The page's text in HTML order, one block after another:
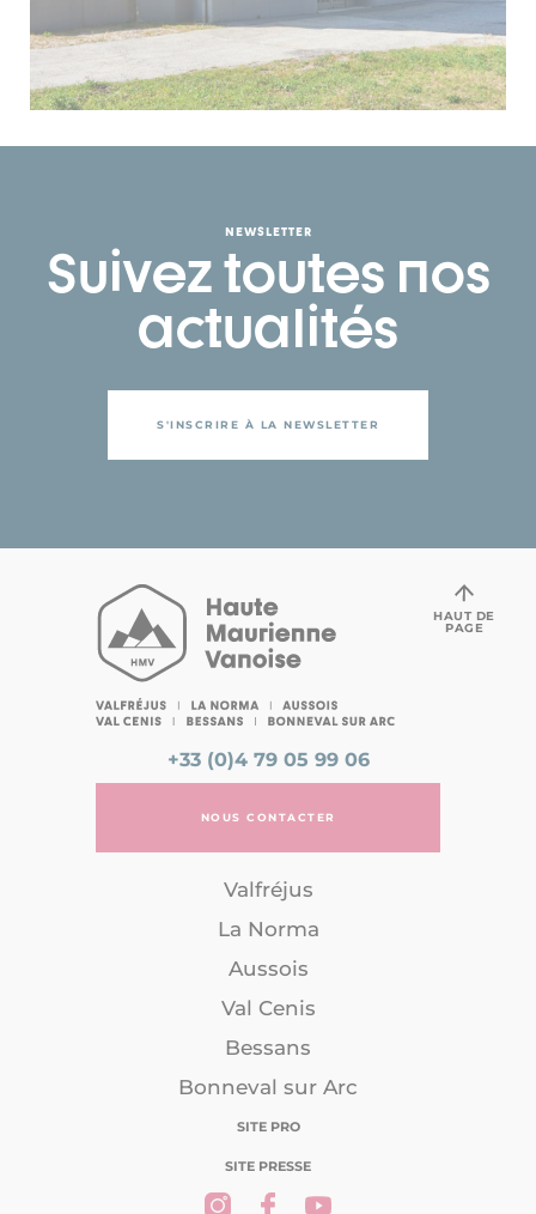
NEWSLETTER
Suivez toutes nos
actualités
S'INSCRIRE À LA NEWSLETTER
+33 (0)4 79 05 99 06
NOUS CONTACTER
Valfréjus
La Norma
Aussois
Val Cenis
Bessans
Bonneval sur Arc
SITE PRO
SITE PRESSE
HAUT DE
PAGE